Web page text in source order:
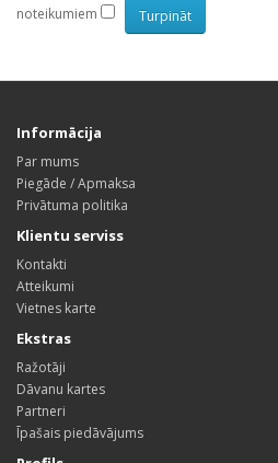
noteikumiem
Informācija
Par mums
Piegāde / Apmaksa
Privātuma politika
Klientu serviss
Kontakti
Atteikumi
Vietnes karte
Ekstras
Ražotāji
Dāvanu kartes
Partneri
Īpašais piedāvājums